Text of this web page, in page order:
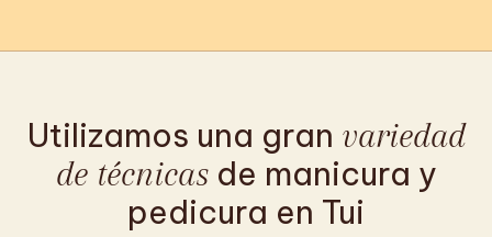
Utilizamos una gran variedad
de técnicasde manicura y
pedicura en Tui